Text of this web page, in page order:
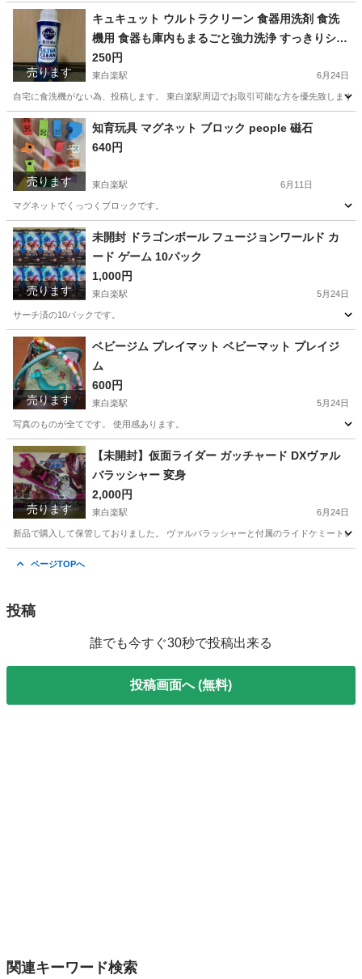
神奈川 横浜市 東白楽駅 フィットネス、トレーニング 腹筋
売ります
キュキュット ウルトラクリーン 食器用洗剤 食洗
機用 食器も庫内もまるごと強力洗浄 すっきりシト
ラスの香り 本体480g
250円
東白楽駅 6月24日
自宅に食洗機がない為、投稿します。 東白楽駅周辺でお取引可能な方を優先致します。
神奈川 横浜市 東白楽駅 家庭用品 食洗機
売ります
知育玩具 マグネット ブロック people 磁石
640円
東白楽駅 6月11日
マグネットでくっつくブロックです。
神奈川 横浜市 東白楽駅 おもちゃ マグネット
売ります
未開封 ドラゴンボール フュージョンワールド カ
ード ゲーム 10パック
1,000円
東白楽駅 5月24日
サーチ済の10パックです。
神奈川 横浜市 東白楽駅 カードゲーム フュージョン
売ります
ベビージム プレイマット ベビーマット プレイジ
ム
600円
東白楽駅 5月24日
写真のものが全てです。 使用感あります。
神奈川 横浜市 東白楽駅 ベビー用品 ベビー
売ります
【未開封】仮面ライダー ガッチャード DXヴァル
バラッシャー 変身
2,000円
東白楽駅 6月24日
新品で購入して保管しておりました。 ヴァルバラッシャーと付属のライドケミート
ページTOPへ
投稿
誰でも今すぐ30秒で投稿出来る
投稿画面へ (無料)
関連キーワード検索